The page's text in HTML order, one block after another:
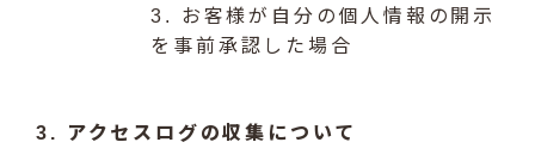
3. お客様が自分の個人情報の開示
を事前承認した場合
3. アクセスログの収集について